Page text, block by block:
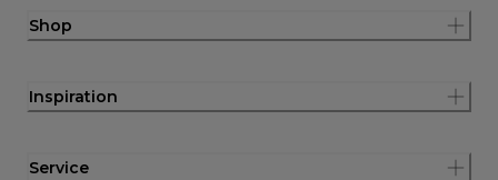
Shop
Inspiration
Service